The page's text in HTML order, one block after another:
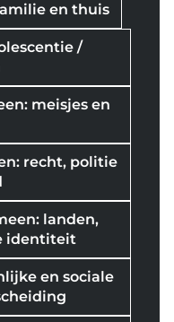
en thuis
/
meisjes en
recht, politie
landen,
identiteit
en sociale